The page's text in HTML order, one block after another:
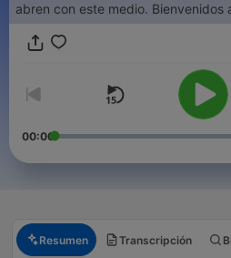
abren con este medio. Bienvenidos
00:00
Resumen Transcripción